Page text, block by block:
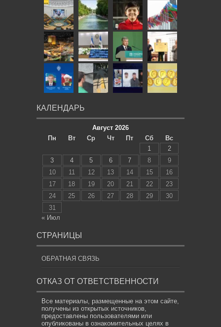
КАЛЕНДАРЬ
Август 2026
Пн
Вт Ср Чт Пт Сб
Вс
1
2
3
4 5 6 7 8
9
10
11 12 13 14 15
16
17
18 19 20 21 22
23
24
25 26 27 28 29
30
31
« Июл
СТРАНИЦЫ
ОБРАТНАЯ СВЯЗЬ
ОТКАЗ ОТ ОТВЕТСТВЕННОСТИ
Все материалы, размещенные на этом сайте,
получены из открытых источников,
предоставлены пользователями или
опубликованы в ознакомительных целях в